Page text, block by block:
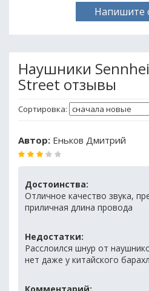
Напишите
Наушники
Street отзывы
Сортировка:
Автор: Еньков Дмитрий
Достоинства:
Отличное качество звука,
приличная длина провода
Недостатки:
Расслоился шнур от
нет даже у китайского